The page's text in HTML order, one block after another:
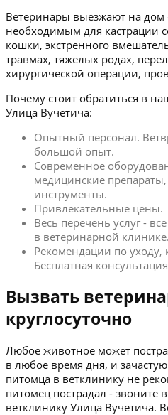
Ветеринары выезжают на дом
необходимым для кастрации
кошки, экстренного
травмах, тяжелых родах,
хирургической операции,
Почему стоит обратиться в
Улица Вучетича:
Опытный персонал.
большой опыт.
Современное
медицинские
инструменты.
Привлекательные цены.
Весь перечень услуг -
в ветеринарной клинике.
Рекомендации по
Бесплатная
Вызвать
круглосуточно
Любое животное может
в любое время дня, и
питомца в ветклинику не
питомец пострадал - звоните
ветклинику Улица Вучетича.